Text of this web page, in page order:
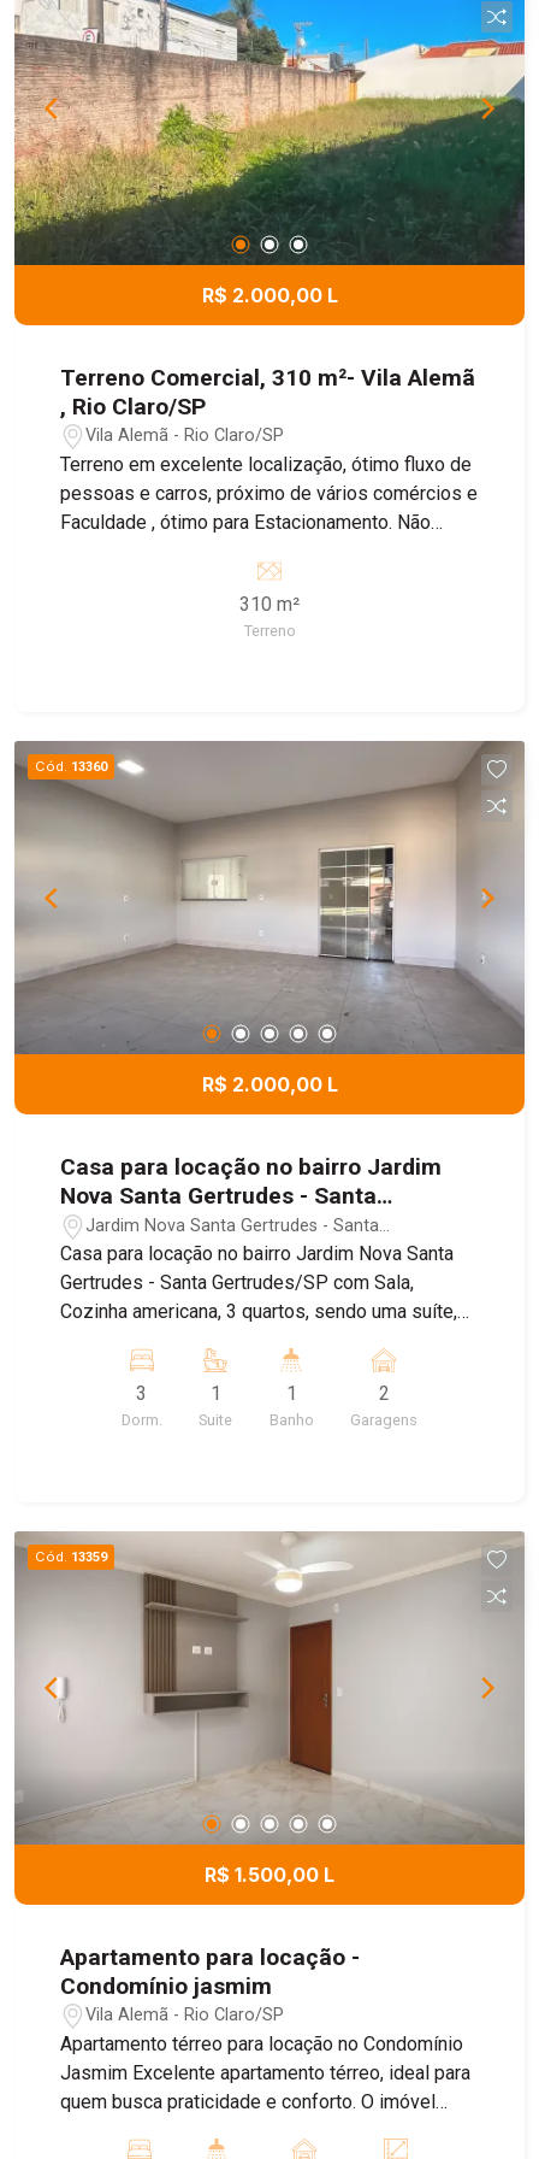
R$ 2.000,00 L
Terreno Comercial, 310 m²- Vila Alemã
, Rio Claro/SP
Vila Alemã - Rio Claro/SP
Terreno em excelente localização, ótimo fluxo de
pessoas e carros, próximo de vários comércios e
Faculdade , ótimo para Estacionamento. Não
310 m²
Terreno
Cód. 13360
R$ 2.000,00 L
Casa para locação no bairro Jardim
Nova Santa Gertrudes - Santa
Gertrudes/SP
Jardim Nova Santa Gertrudes - Santa
Gertrudes/SP
Casa para locação no bairro Jardim Nova Santa
Gertrudes - Santa Gertrudes/SP com Sala,
Cozinha americana, 3 quartos, sendo uma suíte,
para 2 carros com portão eletrônico. Casa recém
construída, com acabamento diferenciado, em
ótima localização. Próximo a cerâmica
3
Dorm.
1
Suite
1
Banho
2
Garagens
Cód. 13359
R$ 1.500,00 L
Apartamento para locação -
Condomínio jasmim
Vila Alemã - Rio Claro/SP
Apartamento térreo para locação no Condomínio
Jasmim Excelente apartamento térreo, ideal para
quem busca praticidade e conforto. O imóvel